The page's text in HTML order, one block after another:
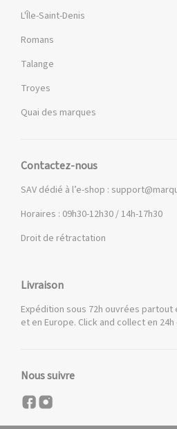
L'Île-Saint-Denis
Romans
Talange
Troyes
Quai des marques
Contactez-nous
SAV dédié à l’e-shop :
Horaires : 09h30-12h30 / 14h-17h30
Droit de rétractation
Livraison
Expédition sous 72h ouvrées
et en Europe. Click and collect en
Nous suivre